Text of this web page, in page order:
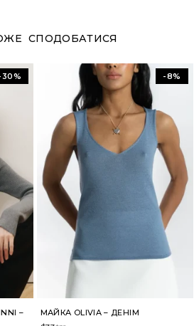
СПОДОБАТИСЯ
30%
–
-8%
МАЙКА OLIVIA – ДЕНІМ